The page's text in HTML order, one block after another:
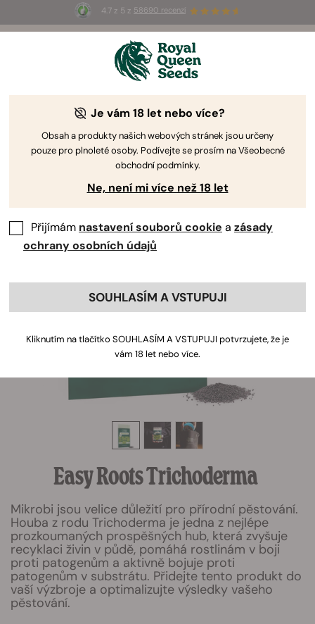
4.7 z 5 z 58690 recenzí
3 semínka White Widow Auto
Easy Roots Trichoderma
Mikrobi jsou velice důležití pro přírodní pěstování.
Houba z rodu Trichoderma je jedna z nejlépe
prozkoumaných prospěšných hub, která zvyšuje
recyklaci živin v půdě, pomáhá rostlinám v boji
proti patogenům a aktivně bojuje proti
patogenům v substrátu. Přidejte tento produkt do
vaší výzbroje a optimalizujte výsledky vašeho
pěstování.
Je vám 18 let nebo více?
Obsah a produkty našich webových stránek jsou určeny
pouze pro plnoleté osoby. Podívejte se prosím na Všeobecné
obchodní podmínky.
Ne, není mi více než 18 let
Přijímám nastavení souborů cookie a zásady
ochrany osobních údajů
SOUHLASÍM A VSTUPUJI
Kliknutím na tlačítko SOUHLASÍM A VSTUPUJI potvrzujete, že je
vám 18 let nebo více.